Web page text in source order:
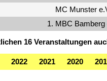
MC Munster
1. MBC Bamberg
16 Veranstaltungen
2022 2021 2020